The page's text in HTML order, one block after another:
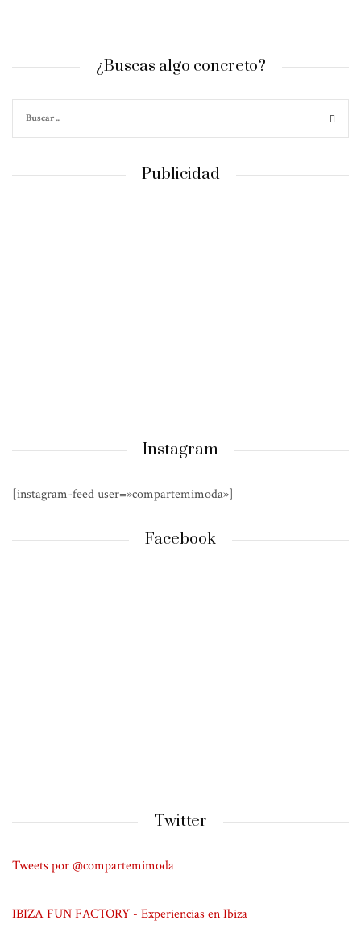
¿Buscas algo concreto?
Publicidad
Instagram
[instagram-feed user=»compartemimoda»]
Facebook
Twitter
Tweets por @compartemimoda
IBIZA FUN FACTORY - Experiencias en Ibiza